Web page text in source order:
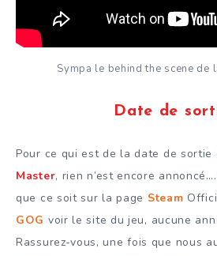
Sympa le behind the scene de
Date de
Pour ce qui est de la date de
Master, rien n’est encore
que ce soit sur la page Steam
GOG voir le site du jeu, aucune
Rassurez-vous, une fois que nous